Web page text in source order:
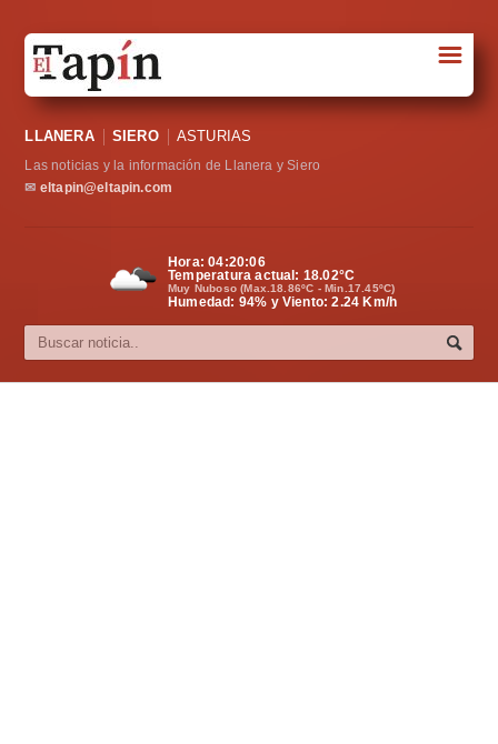
Sociedad
Política
Cultura
☰
LLANERA SIERO ASTURIAS
Las noticias y la información de Llanera y Siero
✉ eltapin@eltapin.com
Hora:04:20:06
Temperatura actual: 18.02°C
Muy Nuboso (Max.18.86ºC - Min.17.45ºC)
Humedad: 94% y Viento: 2.24 Km/h